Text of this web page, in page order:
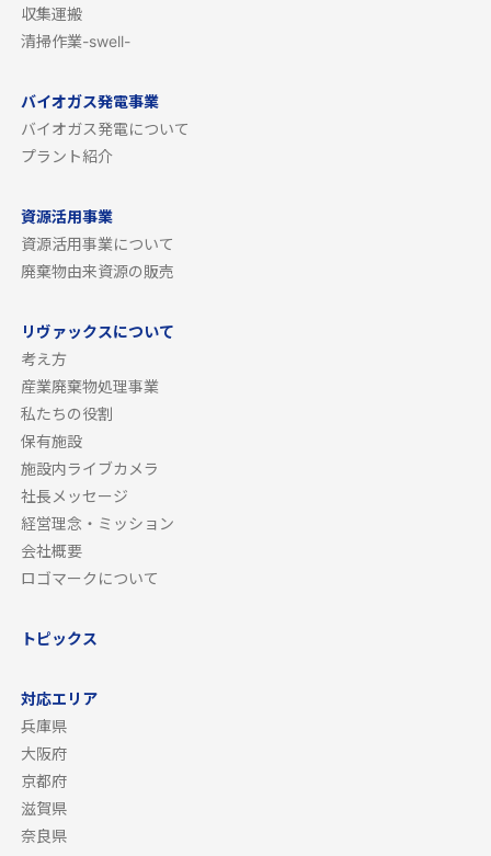
収集運搬
清掃作業-swell-
バイオガス発電事業
バイオガス発電について
プラント紹介
資源活用事業
資源活用事業について
廃棄物由来資源の販売
リヴァックスについて
考え方
産業廃棄物処理事業
私たちの役割
保有施設
施設内ライブカメラ
社長メッセージ
経営理念・ミッション
会社概要
ロゴマークについて
トピックス
対応エリア
兵庫県
大阪府
京都府
滋賀県
奈良県